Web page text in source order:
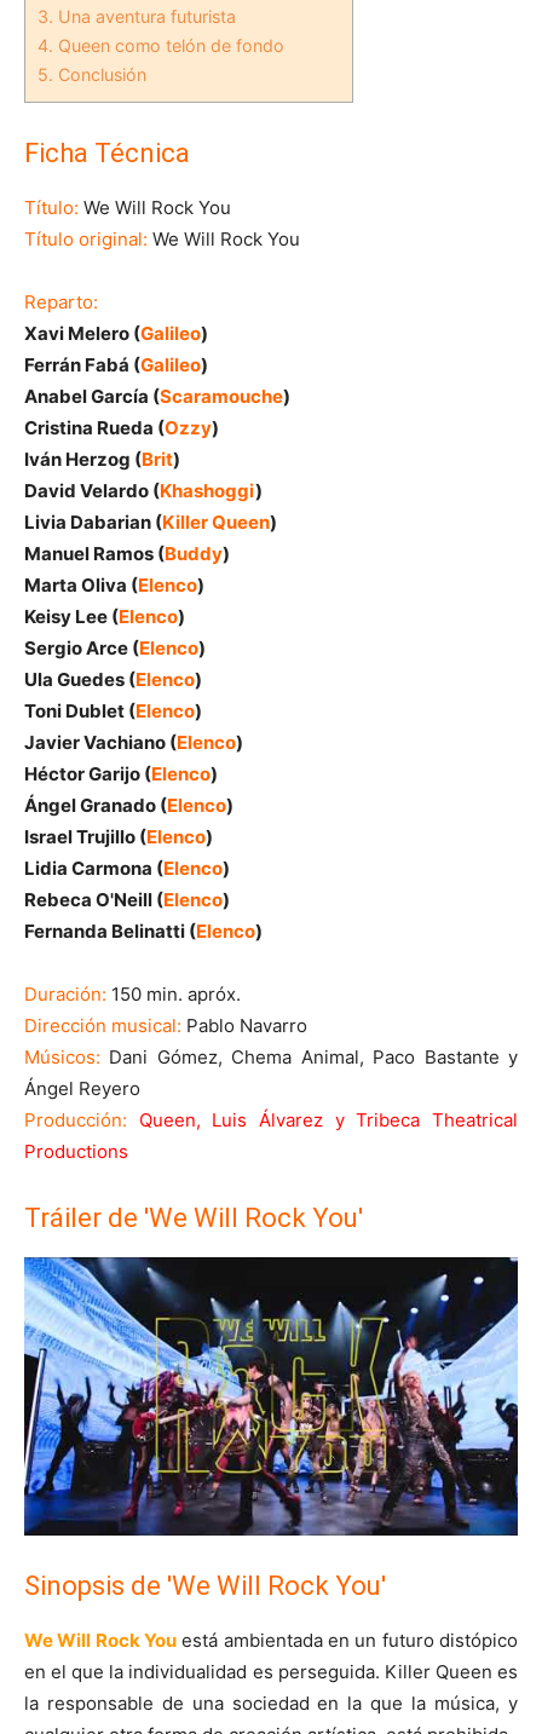
3. Una aventura futurista
4. Queen como telón de fondo
5. Conclusión
Ficha Técnica
Título: We Will Rock You
Título original: We Will Rock You
Reparto:
Xavi Melero (Galileo)
Ferrán Fabá (Galileo)
Anabel García (Scaramouche)
Cristina Rueda (Ozzy)
Iván Herzog (Brit)
David Velardo (Khashoggi)
Livia Dabarian (Killer Queen)
Manuel Ramos (Buddy)
Marta Oliva (Elenco)
Keisy Lee (Elenco)
Sergio Arce (Elenco)
Ula Guedes (Elenco)
Toni Dublet (Elenco)
Javier Vachiano (Elenco)
Héctor Garijo (Elenco)
Ángel Granado (Elenco)
Israel Trujillo (Elenco)
Lidia Carmona (Elenco)
Rebeca O'Neill (Elenco)
Fernanda Belinatti (Elenco)
Duración: 150 min. apróx.
Dirección musical: Pablo Navarro
Músicos: Dani Gómez, Chema Animal, Paco Bastante y
Ángel Reyero
Producción: Queen, Luis Álvarez y Tribeca Theatrical
Productions
Tráiler de 'We Will Rock You'
Sinopsis de 'We Will Rock You'
We Will Rock You está ambientada en un futuro distópico
en el que la individualidad es perseguida. Killer Queen es
la responsable de una sociedad en la que la música, y